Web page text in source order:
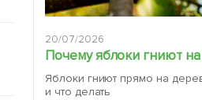
20/07/2026
Почему яблоки гниют
Яблоки гниют прямо на
и что делать